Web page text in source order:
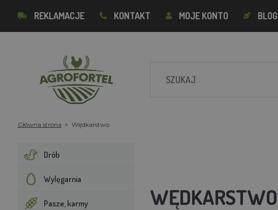
REKLAMACJE KONTAKT MOJE KONTO BLOG
Główna strona Wędkarstwo
Drób
Wylęgarnia
Pasze, karmy WĘDKARSTWO